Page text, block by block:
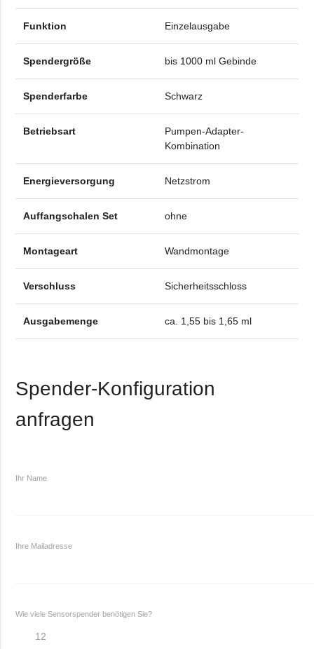
Funktion Einzelausgabe
Spendergröße bis 1000 ml Gebinde
Spenderfarbe Schwarz
Betriebsart
Pumpen-Adapter-
Kombination
Energieversorgung Netzstrom
Auffangschalen Set ohne
Montageart Wandmontage
Verschluss Sicherheitsschloss
Ausgabemenge ca. 1,55 bis 1,65 ml
Spender-Konfiguration
anfragen
Ihr Name
Ihre Mailadresse
Wie viele Sensorspender benötigen Sie?